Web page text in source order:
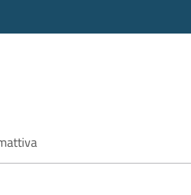
di ricerca